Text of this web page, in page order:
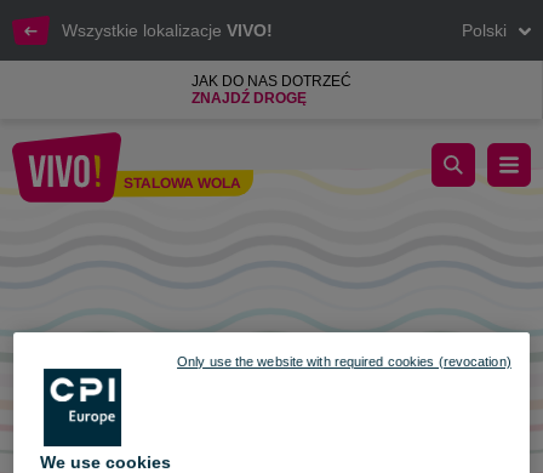
Wszystkie lokalizacje VIVO! Polski
JAK DO NAS DOTRZEĆ
ZNAJDŹ DROGĘ
STALOWA WOLA
Centrum nieczynne w dniu Narodowego Święta
We use cookies
Only use the website with required cookies (revocation)